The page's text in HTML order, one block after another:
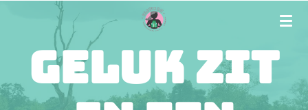
hoofdinhoud
Geluk zit